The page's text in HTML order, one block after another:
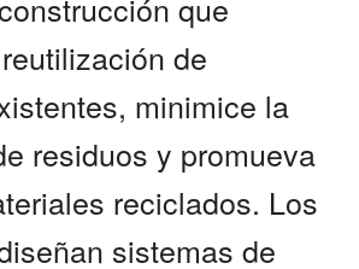
de
minimice la
residuos y promueva
reciclados. Los
sistemas de